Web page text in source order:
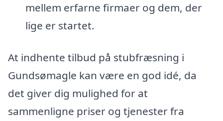
mellem erfarne firmaer og dem, der
lige er startet.
At indhente tilbud på stubfræsning i
Gundsømagle kan være en god idé, da
det giver dig mulighed for at
sammenligne priser og tjenester fra